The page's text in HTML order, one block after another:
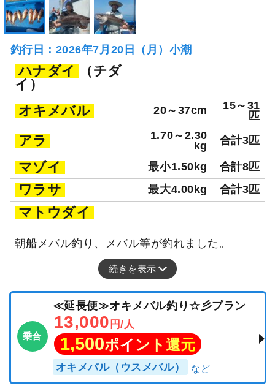
釣行日：2026年7月20日（月）小潮
ハナダイ
（チダ
イ）
オキメバル
20～37cm
15～31
匹
アラ
1.70～2.30
kg
合計3匹
マゾイ 最小1.50kg 合計8匹
ワラサ 最大4.00kg 合計3匹
マトウダイ
朝船メバル釣り、メバル等が釣れました。
続きを表示
乗合
≪延長便≫オキメバル釣り☆彡プラン
13,000 円/人
1,500ポイント還元
オキメバル（ウスメバル）